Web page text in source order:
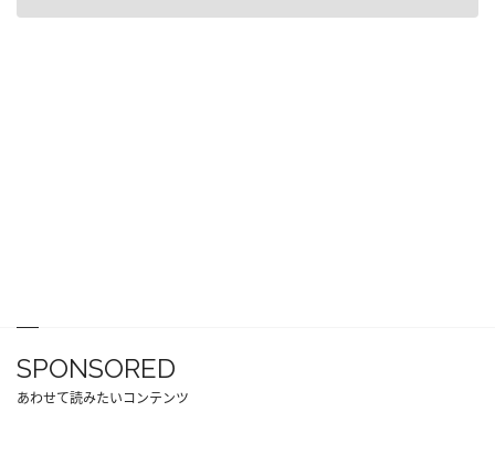
SPONSORED
あわせて読みたいコンテンツ